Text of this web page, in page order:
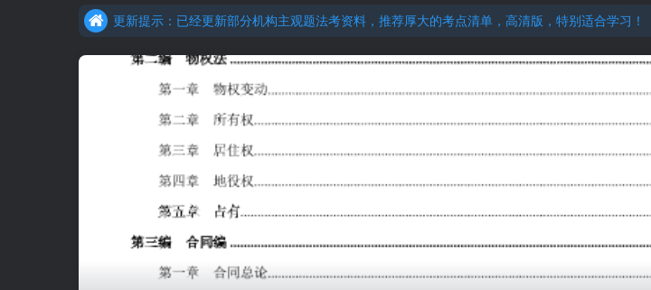
更新提示：已经更新部分机构主观题法考资料，推荐厚大的考点清单，高清版，特别适合学习！